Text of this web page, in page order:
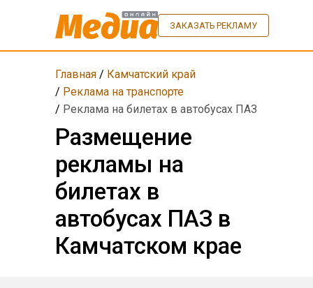
ЗАКАЗАТЬ РЕКЛАМУ
Главная/ Камчатский край
/ Реклама на транспорте
/ Реклама на билетах в автобусах ПАЗ
Размещение
рекламы на
билетах в
автобусах ПАЗ в
Камчатском крае